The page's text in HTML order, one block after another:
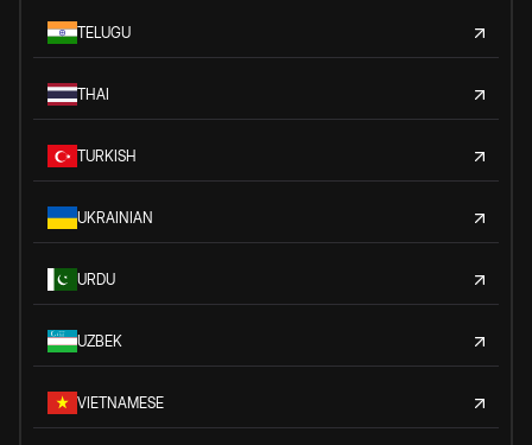
TELUGU
THAI
TURKISH
UKRAINIAN
URDU
UZBEK
VIETNAMESE